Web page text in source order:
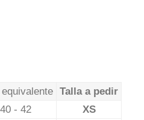
equivalente Talla a pedir
40 - 42
XS